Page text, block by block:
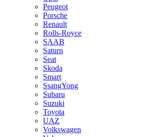
Peugeot
Porsche
Renault
Rolls-Royce
SAAB
Saturn
Seat
Skoda
Smart
SsangYong
Subaru
Suzuki
Toyota
UAZ
Volkswagen